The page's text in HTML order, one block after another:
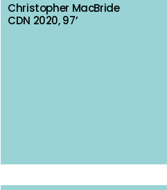
Christopher MacBride
CDN 2020, 97’
Christopher MacBride
CDN 2020, 97’